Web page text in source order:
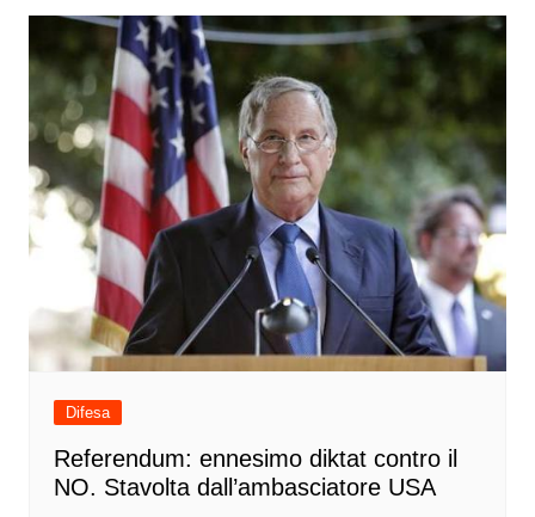
Difesa
Referendum: ennesimo diktat contro il
NO. Stavolta dall’ambasciatore USA